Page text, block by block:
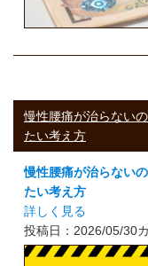
慢性腰痛が治らない
たい考え方
慢性腰痛が治らない
たい考え方
詳しく見る
投稿日：2026/05/30